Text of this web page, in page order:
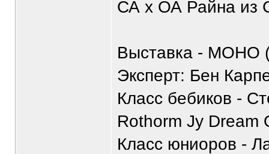
СА х ОА Райна из
Выставка - МОНО
Эксперт: Бен
Класс бебиков -
Rothorm Jy
Класс юниоров -